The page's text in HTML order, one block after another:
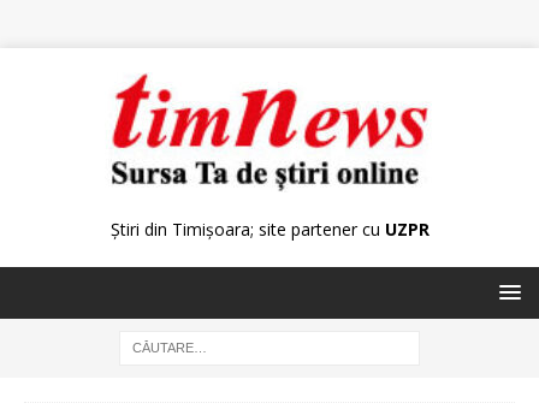
Știri din Timișoara; site partener cu UZPR